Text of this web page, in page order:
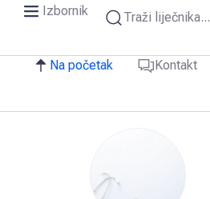
Izbornik Traži liječnika...
Na početak Kontakt